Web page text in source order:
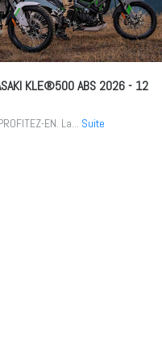
KLE®500 ABS 2026- 12
EN. La... Suite